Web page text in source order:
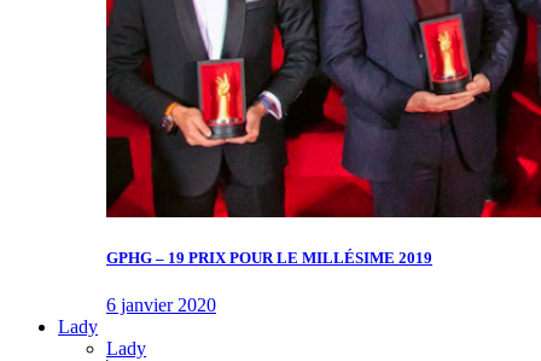
GPHG – 19 PRIX POUR LE MILLÉSIME 2019
6 janvier 2020
Lady
Lady